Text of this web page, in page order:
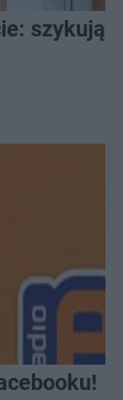
szykują